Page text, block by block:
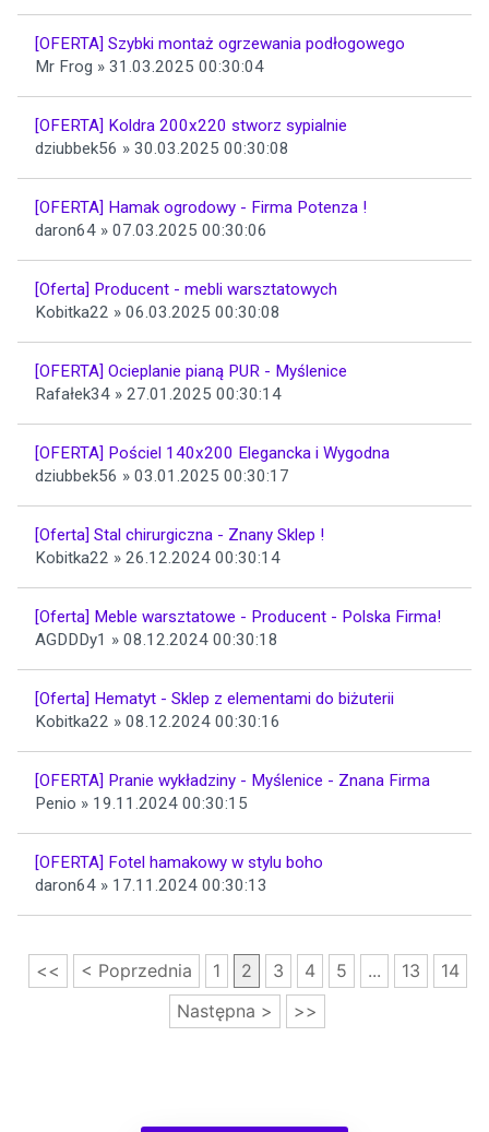
[OFERTA] Szybki montaż ogrzewania podłogowego
Mr Frog » 31.03.2025 00:30:04
[OFERTA] Koldra 200x220 stworz sypialnie
dziubbek56 » 30.03.2025 00:30:08
[OFERTA] Hamak ogrodowy - Firma Potenza !
daron64 » 07.03.2025 00:30:06
[Oferta] Producent - mebli warsztatowych
Kobitka22 » 06.03.2025 00:30:08
[OFERTA] Ocieplanie pianą PUR - Myślenice
Rafałek34 » 27.01.2025 00:30:14
[OFERTA] Pościel 140x200 Elegancka i Wygodna
dziubbek56 » 03.01.2025 00:30:17
[Oferta] Stal chirurgiczna - Znany Sklep !
Kobitka22 » 26.12.2024 00:30:14
[Oferta] Meble warsztatowe - Producent - Polska Firma!
AGDDDy1 » 08.12.2024 00:30:18
[Oferta] Hematyt - Sklep z elementami do biżuterii
Kobitka22 » 08.12.2024 00:30:16
[OFERTA] Pranie wykładziny - Myślenice - Znana Firma
Penio » 19.11.2024 00:30:15
[OFERTA] Fotel hamakowy w stylu boho
daron64 » 17.11.2024 00:30:13
<< < Poprzednia 1 2 3 4 5 ... 13
14
Następna >
>>